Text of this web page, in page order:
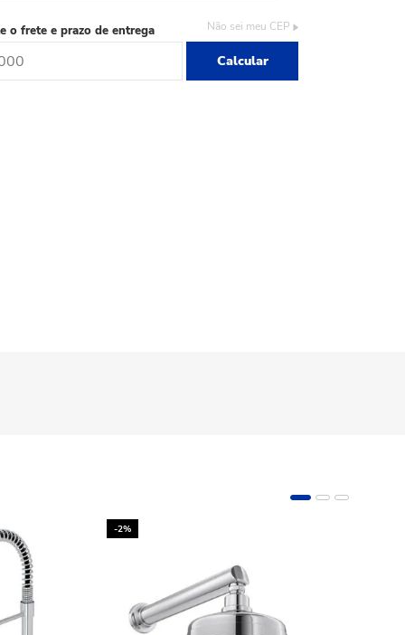
o frete e prazo de entrega Não sei meu CEP
Calcular
-2%